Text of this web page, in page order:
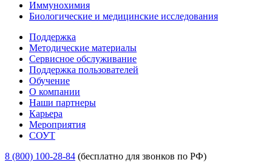
Иммунохимия
Биологические и медицинские исследования
Поддержка
Методические материалы
Сервисное обслуживание
Поддержка пользователей
Обучение
О компании
Наши партнеры
Карьера
Мероприятия
СОУТ
8 (800) 100-28-84 (бесплатно для звонков по РФ)